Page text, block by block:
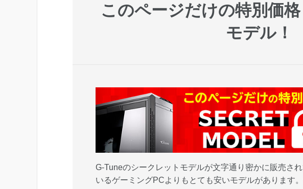
このページだけの特別価
モデル！
G-Tuneのシークレットモデルが文字通り密かに販売さ
いるゲーミングPCよりもとても安いモデルがあります